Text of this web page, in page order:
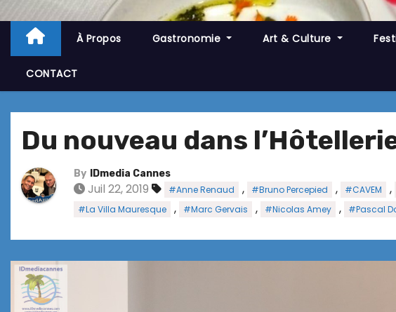
À Propos Gastronomie Art & Culture
CONTACT
Du nouveau dans
By IDmedia Cannes
Juil 22, 2019 #Anne Renaud , #Bruno Percepied , #CAVEM ,
#La Villa Mauresque , #Marc Gervais , #Nicolas Amey , #Pascal